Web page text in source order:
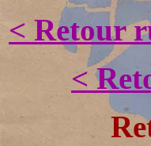
< Retour
<